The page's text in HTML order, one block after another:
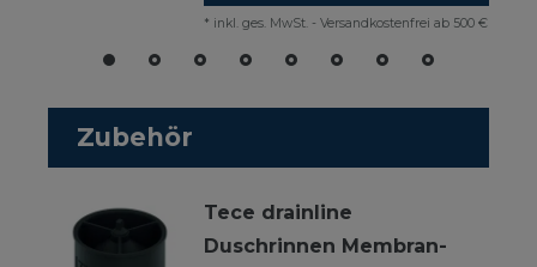
* inkl. ges. MwSt. - Versandkostenfrei ab 500 €
Zubehör
Tece drainline
Duschrinnen Membran-